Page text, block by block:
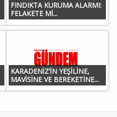
FINDIKTA KURUMA ALARMI:
FELAKETE Mİ...
KARADENİZ’İN YEŞİLİNE,
MAVİSİNE VE BEREKETİNE...